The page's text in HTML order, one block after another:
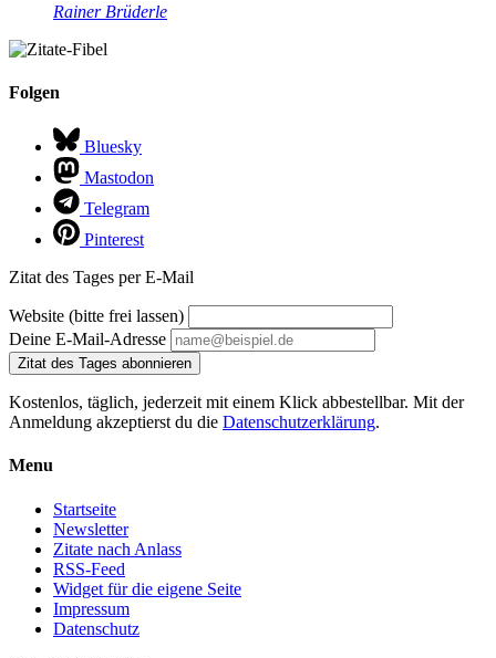
Rainer Brüderle
Folgen
Bluesky
Mastodon
Telegram
Pinterest
Zitat des Tages per E-Mail
Website (bitte frei lassen)
Deine E-Mail-Adresse
Zitat des Tages abonnieren
Kostenlos, täglich, jederzeit mit einem Klick abbestellbar. Mit der
Anmeldung akzeptierst du die Datenschutzerklärung.
Menu
Startseite
Newsletter
Zitate nach Anlass
RSS-Feed
Widget für die eigene Seite
Impressum
Datenschutz